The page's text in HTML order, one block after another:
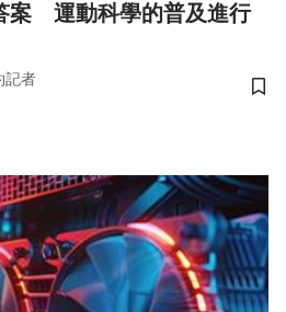
案 運動科學的普及進行
記者
儲